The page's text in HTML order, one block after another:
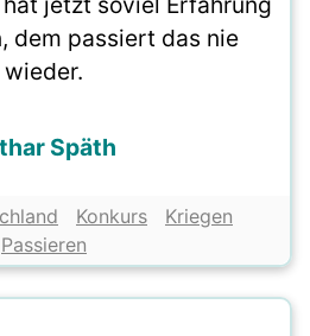
dem passiert das nie
wieder.
Späth
Konkurs
Kriegen
Passieren